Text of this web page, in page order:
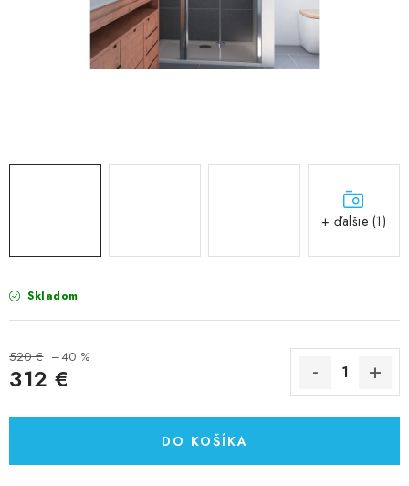
Doprava a Platby
Obchodné podmienky
Reklamačný poriadok
Blog
Skladom
520 € –40 %
312 €
DO KOŠÍKA
+ ďalšie (1)